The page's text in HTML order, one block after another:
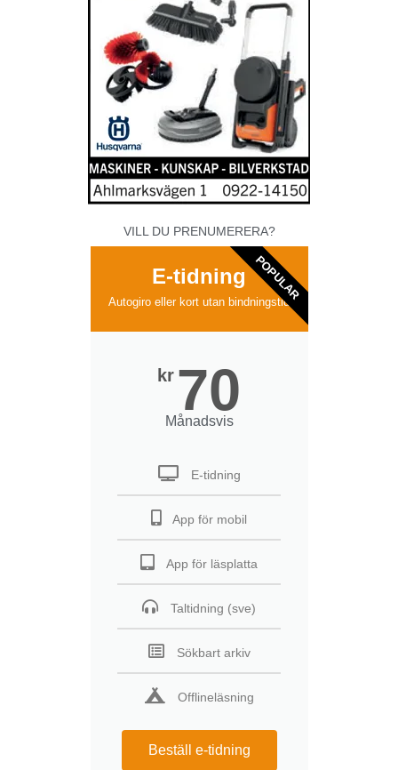
VILL DU PRENUMERERA?
E-tidning
Autogiro eller kort utan bindningstid
kr 70
Månadsvis
E-tidning
App för mobil
App för läsplatta
Taltidning (sve)
Sökbart arkiv
Offlineläsning
Beställ e-tidning
POPULAR